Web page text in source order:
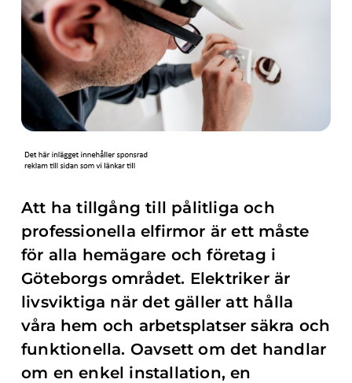
Att ha tillgång till pålitliga och
professionella elfirmor är ett måste
för alla hemägare och företag i
Göteborgs området. Elektriker är
livsviktiga när det gäller att hålla
våra hem och arbetsplatser säkra och
funktionella. Oavsett om det handlar
om en enkel installation, en